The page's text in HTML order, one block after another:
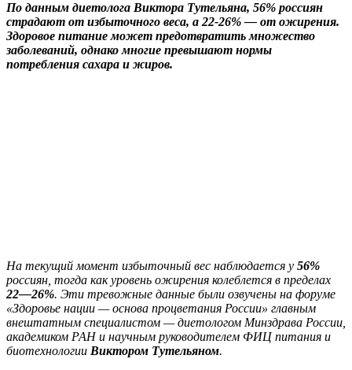
По данным диетолога Виктора Тутельяна, 56% россиян
страдают от избыточного веса, а 22-26% — от ожирения.
Здоровое питание может предотвратить множество
заболеваний, однако многие превышают нормы
потребления сахара и жиров.
На текущий момент избыточный вес наблюдается у 56%
россиян, тогда как уровень ожирения колеблется в пределах
22—26%. Эти тревожные данные были озвучены на форуме
«Здоровье нации — основа процветания России» главным
внештатным специалистом — диетологом Минздрава России,
академиком РАН и научным руководителем ФИЦ питания и
биотехнологии Виктором Тутельяном.